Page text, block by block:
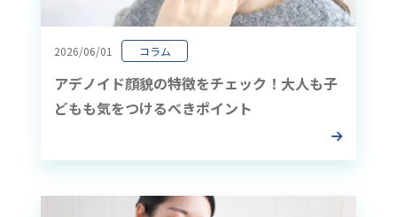
2026/06/01 コラム
アデノイド顔貌の特徴をチェック！大人も子
どもも気をつけるべきポイント